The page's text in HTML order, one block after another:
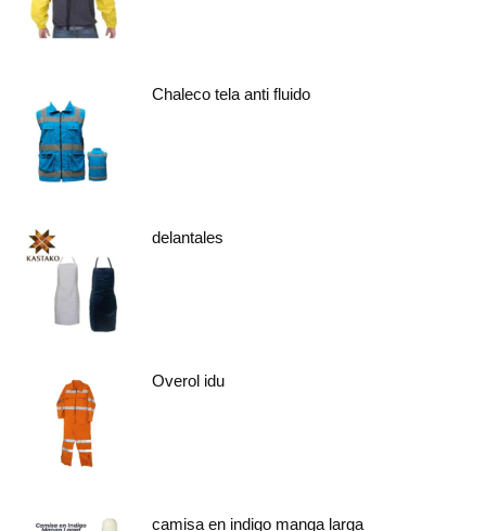
Chaleco tela anti fluido
delantales
Overol idu
camisa en indigo manga larga